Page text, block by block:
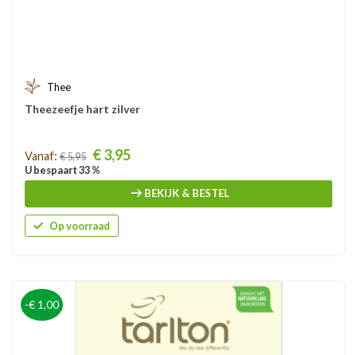
Thee
Theezeefje hart zilver
Prijs
Vanaf: € 5,95 € 3,95
U bespaart 33 %
BEKIJK & BESTEL
Op voorraad
-€ 1,00